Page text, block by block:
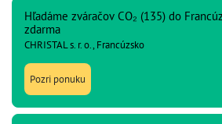
Hľadáme zváračov CO₂ (135) do
zdarma
CHRISTAL s. r. o., Francúzsko
Pozri ponuku